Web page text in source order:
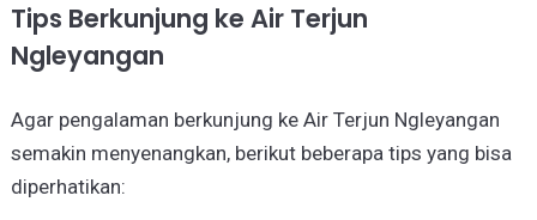
Tips Berkunjung ke Air Terjun
Ngleyangan
Agar pengalaman berkunjung ke Air Terjun Ngleyangan
semakin menyenangkan, berikut beberapa tips yang bisa
diperhatikan: